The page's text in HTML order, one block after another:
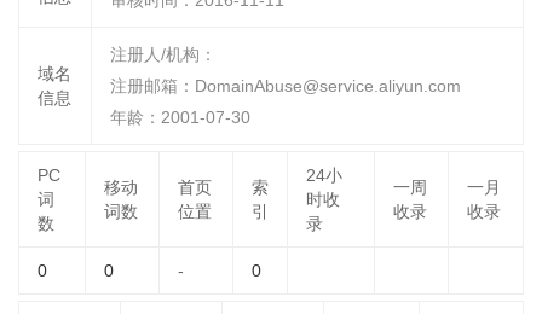
域名
信息
注册人/机构：
注册邮箱：DomainAbuse@service.aliyun.com
年龄：2001-07-30
PC
词
数
移动
词数
首页
位置
索
引
24小
时收
录
一周
收录
一月
收录
0 0 - 0